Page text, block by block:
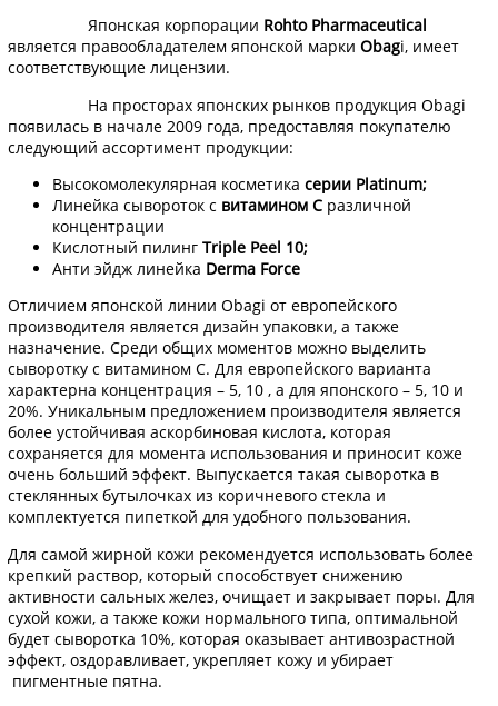
Японская корпорации Rohto Pharmaceutical
является правообладателем японской маркиObagi, имеет
соответствующие лицензии.
На просторах японских рынков продукция Obagi
появилась в начале 2009 года, предоставляя покупателю
следующий ассортимент продукции:
Высокомолекулярная косметикасерии Platinum;
Линейка сывороток с витамином С различной
концентрации
Кислотный пилингTriple Peel 10;
Анти эйдж линейка Derma Force
Отличием японской линии Obagi от европейского
производителя является дизайн упаковки, а также
назначение. Среди общих моментов можно выделить
сыворотку с витамином C. Для европейского варианта
характерна концентрация – 5, 10 , а для японского – 5, 10 и
20%. Уникальным предложением производителя является
более устойчивая аскорбиновая кислота, которая
сохраняется для момента использования и приносит коже
очень больший эффект. Выпускается такая сыворотка в
стеклянных бутылочках из коричневого стекла и
комплектуется пипеткой для удобного пользования.
Для самой жирной кожи рекомендуется использовать более
крепкий раствор, который способствует снижению
активности сальных желез, очищает и закрывает поры. Для
сухой кожи, а также кожи нормального типа, оптимальной
будет сыворотка 10%, которая оказывает антивозрастной
эффект, оздоравливает, укрепляет кожу и убирает
пигментные пятна.